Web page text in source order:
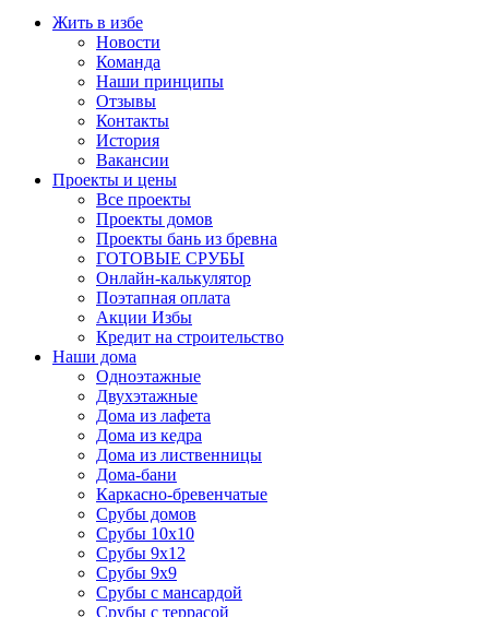
Жить в избе
Новости
Команда
Наши принципы
Отзывы
Контакты
История
Вакансии
Проекты и цены
Все проекты
Проекты домов
Проекты бань из бревна
ГОТОВЫЕ СРУБЫ
Онлайн-калькулятор
Поэтапная оплата
Акции Избы
Кредит на строительство
Наши дома
Одноэтажные
Двухэтажные
Дома из лафета
Дома из кедра
Дома из лиственницы
Дома-бани
Каркасно-бревенчатые
Срубы домов
Срубы 10х10
Срубы 9х12
Срубы 9х9
Срубы с мансардой
Срубы с террасой